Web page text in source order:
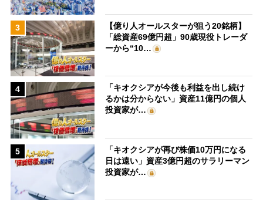
3
【億り人オールスターが狙う20銘柄】
「総資産69億円超」90歳現役トレーダ
ーから“10…
4
「キオクシアが今後も利益を出し続け
るかは分からない」資産11億円の個人
投資家が…
5
「キオクシアが再び株価10万円になる
日は遠い」資産3億円超のサラリーマン
投資家が…